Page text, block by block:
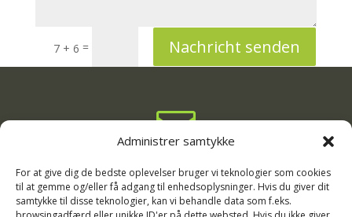
Administrer samtykke
For at give dig de bedste oplevelser bruger vi teknologier som cookies
til at gemme og/eller få adgang til enhedsoplysninger. Hvis du giver dit
samtykke til disse teknologier, kan vi behandle data som f.eks.
7 + 6 = Nachricht senden

info@rodgaard-camping.dk

+45 75 16 33 11